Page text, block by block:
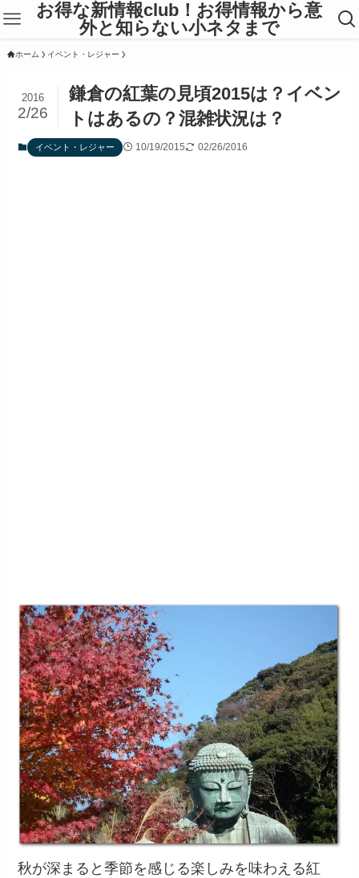
お得な新情報club！お得情報から意
外と知らない小ネタまで
ホーム イベント・レジャー
鎌倉の紅葉の見頃2015は？イベン
トはあるの？混雑状況は？
2016
2/26
イベント・レジャー 10/19/2015 02/26/2016
秋が深まると季節を感じる楽しみを味わえる紅